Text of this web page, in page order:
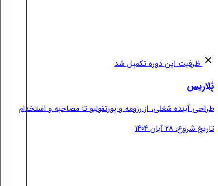
ظرفیت این دوره تکمیل شد
پُلاریس
طراحی آینده شغلی، از رزومه و پورتفولیو تا مصاحبه و استخدام
تاریخ شروع: 28 آبان 1404